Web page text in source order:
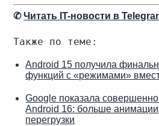
✆Читать IT-новости в
Также по теме:
Android 15 получила
функций с «режимами»
Google показала
Android 16: больше
перегрузки